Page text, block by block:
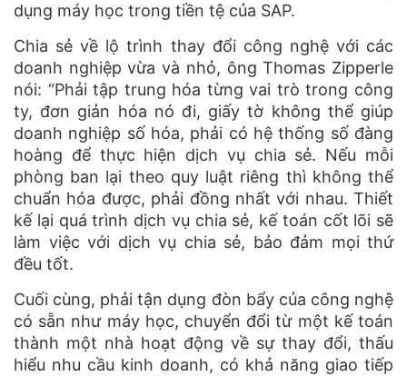
dụng máy học trong tiền tệ của SAP.
Chia sẻ về lộ trình thay đổi công nghệ với các
doanh nghiệp vừa và nhỏ, ông Thomas Zipperle
nói: “Phải tập trung hóa từng vai trò trong công
ty, đơn giản hóa nó đi, giấy tờ không thể giúp
doanh nghiệp số hóa, phải có hệ thống số đàng
hoàng để thực hiện dịch vụ chia sẻ. Nếu mỗi
phòng ban lại theo quy luật riêng thì không thể
chuẩn hóa được, phải đồng nhất với nhau. Thiết
kế lại quá trình dịch vụ chia sẻ, kế toán cốt lõi sẽ
làm việc với dịch vụ chia sẻ, bảo đảm mọi thứ
đều tốt.
Cuối cùng, phải tận dụng đòn bẩy của công nghệ
có sẵn như máy học, chuyển đổi từ một kế toán
thành một nhà hoạt động về sự thay đổi, thấu
hiểu nhu cầu kinh doanh, có khả năng giao tiếp